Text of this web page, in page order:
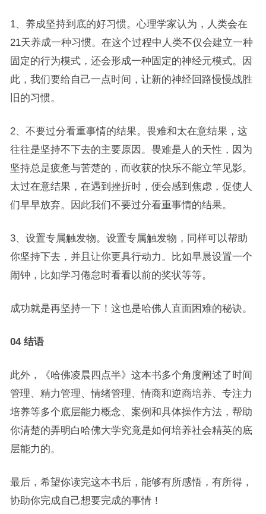
1、养成坚持到底的好习惯。心理学家认为，人类会在
21天养成一种习惯。在这个过程中人类不仅会建立一种
固定的行为模式，还会形成一种固定的神经元模式。因
此，我们要给自己一点时间，让新的神经回路慢慢战胜
旧的习惯。
2、不要过分看重事情的结果。畏难和太在意结果，这
往往是坚持不下去的主要原因。畏难是人的天性，因为
坚持总是疲惫与苦楚的，而收获的快乐不能立竿见影。
太过在意结果，在遇到挫折时，便会感到焦虑，促使人
们早早放弃。因此我们不要过分看重事情的结果。
3、设置专属触发物。设置专属触发物，同样可以帮助
你坚持下去，并且让你更具行动力。比如早晨设置一个
闹钟，比如学习倦怠时看看以前的奖状等等。
成功就是再坚持一下！这也是哈佛人直面困难的秘诀。
04 结语
此外，《哈佛凌晨四点半》这本书多个角度阐述了时间
管理、精力管理、情绪管理、情商和逆商培养、专注力
培养等多个底层能力概念、案例和具体操作方法，帮助
你清楚的弄明白哈佛大学究竟是如何培养社会精英的底
层能力的。
最后，希望你读完这本书后，能够有所感悟，有所得，
协助你完成自己想要完成的事情！